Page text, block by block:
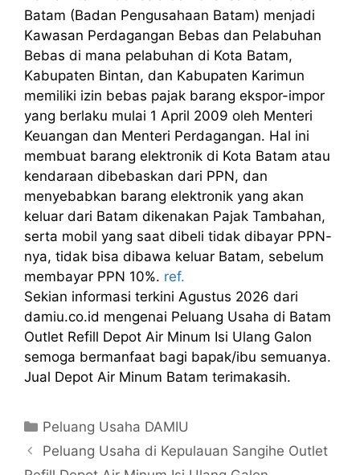
Batam (Badan Pengusahaan Batam) menjadi
Kawasan Perdagangan Bebas dan Pelabuhan
Bebas di mana pelabuhan di Kota Batam,
Kabupaten Bintan, dan Kabupaten Karimun
memiliki izin bebas pajak barang ekspor-impor
yang berlaku mulai 1 April 2009 oleh Menteri
Keuangan dan Menteri Perdagangan. Hal ini
membuat barang elektronik di Kota Batam atau
kendaraan dibebaskan dari PPN, dan
menyebabkan barang elektronik yang akan
keluar dari Batam dikenakan Pajak Tambahan,
serta mobil yang saat dibeli tidak dibayar PPN-
nya, tidak bisa dibawa keluar Batam, sebelum
membayar PPN 10%. ref.
Sekian informasi terkini Agustus 2026 dari
damiu.co.id mengenai Peluang Usaha di Batam
Outlet Refill Depot Air Minum Isi Ulang Galon
semoga bermanfaat bagi bapak/ibu semuanya.
Jual Depot Air Minum Batam terimakasih.
Kategori
Peluang Usaha DAMIU
Peluang Usaha di Kepulauan Sangihe Outlet